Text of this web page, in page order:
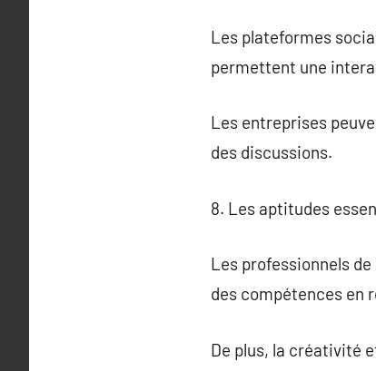
Les plateformes
permettent une
Les entreprises
des discussions.
8. Les aptitudes
Les professionnels
des compétences en
De plus, la créativité